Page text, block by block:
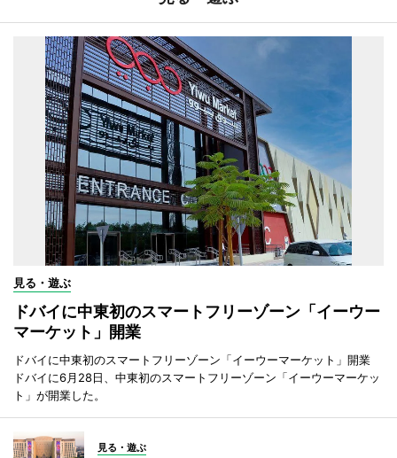
見る・遊ぶ
ドバイに中東初のスマートフリーゾーン「イーウー
マーケット」開業
ドバイに中東初のスマートフリーゾーン「イーウーマーケット」開業
ドバイに6月28日、中東初のスマートフリーゾーン「イーウーマーケッ
ト」が開業した。
見る・遊ぶ